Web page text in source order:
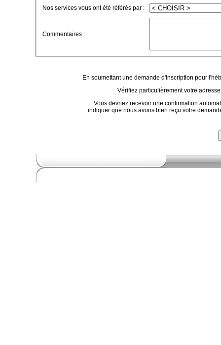
Nos services vous ont été référés par :
Commentaires :
En soumettant une demande d'inscription pour
Vérifiez particulièrement votre
Vous devriez recevoir une confirmation
indiquer que nous avons bien reçu votre